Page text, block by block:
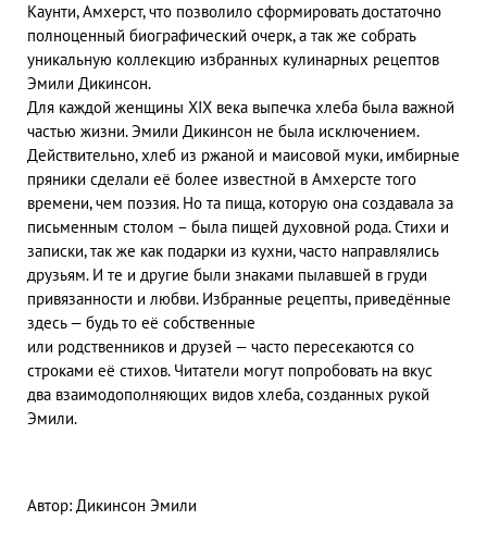
Каунти, Амхерст, что позволило сформировать достаточно
полноценный биографический очерк, а так же собрать
уникальную коллекцию избранных кулинарных рецептов
Эмили Дикинсон.
Для каждой женщины XIX века выпечка хлеба была важной
частью жизни. Эмили Дикинсон не была исключением.
Действительно, хлеб из ржаной и маисовой муки, имбирные
пряники сделали её более известной в Амхерсте того
времени, чем поэзия. Но та пища, которую она создавала за
письменным столом – была пищей духовной рода. Стихи и
записки, так же как подарки из кухни, часто направлялись
друзьям. И те и другие были знаками пылавшей в груди
привязанности и любви. Избранные рецепты, приведённые
здесь — будь то её собственные
или родственников и друзей — часто пересекаются со
строками её стихов. Читатели могут попробовать на вкус
два взаимодополняющих видов хлеба, созданных рукой
Эмили.
Автор: Дикинсон Эмили